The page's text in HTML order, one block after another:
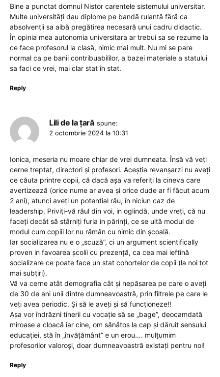
Bine a punctat domnul Nistor carentele sistemului universitar.
Multe universități dau diplome pe bandă rulantă fără ca
absolvenții sa aibă pregătirea necesară unui cadru didactic.
În opinia mea autonomia universitara ar trebui sa se rezume la
ce face profesorul la clasă, nimic mai mult. Nu mi se pare
normal ca pe banii contribuabililor, a bazei materiale a statului
sa faci ce vrei, mai clar stat în stat.
Reply
Lili de la țară spune:
2 octombrie 2024 la 10:31
Ionica, meseria nu moare chiar de vrei dumneata. Însă vă veți
cerne treptat, directori și profesori. Aceștia revanșarzi nu aveți
ce căuta printre copii, că dacă așa va referiți la cineva care
avertizează (orice nume ar avea și orice dude ar fi făcut acum
2 ani), atunci aveți un potential rău, în niciun caz de
leadership. Priviți-vă răul din voi, in oglindă, unde vreți, că nu
faceți decât să stârniți furia in părinți, ce se uită modul de
modul cum copiii lor nu rămân cu nimic din școală.
Iar socializarea nu e o „scuză”, ci un argument scientifically
proven in favoarea școlii cu prezență, ca cea mai ieftină
socializare ce poate face un stat cohortelor de copii (la noi tot
mai subțiri).
Vă va cerne atât demografia cât și nepăsarea pe care o aveți
de 30 de ani unii dintre dumneavoastră, prin filtrele pe care le
veți avea periodic. Și să le aveți și să funcționeze!!
Așa vor îndrăzni tinerii cu vocație să se „bage”, deocamdată
miroase a cloacă iar cine, om sănătos la cap și dăruit sensului
educației, stă în „învățământ” e un erou…. mulțumim
profesorilor valoroși, doar dumneavoastră existați pentru noi!
Reply